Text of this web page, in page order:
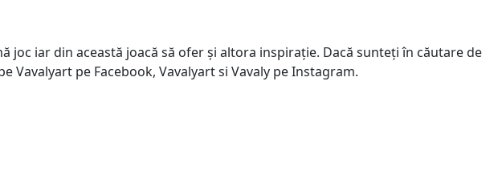
joc iar din această joacă să ofer și altora inspirație. Dacă sunteți în căutare de
pe Facebook, Vavalyart si Vavaly pe Instagram.